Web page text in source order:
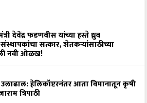
देवेंद्र फडणवीस यांच्या हस्ते ध्रुव
सत्कार, शेतकऱ्यांसाठीच्या
नवी ओळख!
हेलिकॉप्टरनंतर आता विमानातून कृषी
त्रिपाठी